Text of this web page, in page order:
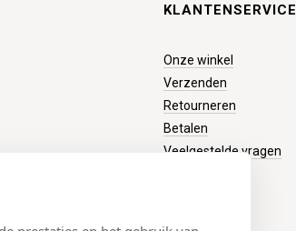
KLANTENSERVICE
Onze winkel
Verzenden
Retourneren
Betalen
Veelgestelde vragen